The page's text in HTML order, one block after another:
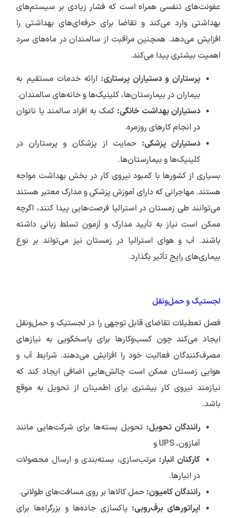
عفونت‌های تنفسی همراه است که فشار زیادی بر سیستم‌های
بهداشتی وارد می‌کند و تقاضا برای حرفه‌ای‌های بهداشتی را
افزایش می‌دهد. همچنین مراقبت از سالمندان در ماه‌های سرد
اهمیت بیشتری پیدا می‌کند.
پرستاران و دستیاران پرستاری: ارائه خدمات مستقیم به
بیماران در بیمارستان‌ها، کلینیک‌ها و خانه‌های سالمندان.
دستیاران بهداشت خانگی: کمک به افراد سالمند یا ناتوان
در انجام کارهای روزمره.
دستیاران پزشکی: حمایت از پزشکان و پرستاران در
کلینیک‌ها و بیمارستان‌ها.
بسیاری از کشورها با کمبود نیروی کار در بخش بهداشت مواجه
هستند. مهاجرانی که دارای آموزش پزشکی و مدارک معتبر هستند
می‌توانند طی زمستان در استرالیا فرصت‌هایی پیدا کنند، اگرچه
ممکن است نیاز به تأیید مدارک و آزمون تسلط زبانی داشته
باشند. آب و هوای استرالیا در زمستان نیز می‌تواند بر نوع
بیماری‌های رایج تأثیر بگذارد.
لجستیک و حمل‌ونقل
فصل تعطیلات تقاضای قابل توجهی را در لجستیک و حمل‌ونقل
ایجاد می‌کند چون کسب‌وکارها برای پاسخگویی به نیازهای
مصرف‌کنندگان فعالیت خود را افزایش می‌دهند. شرایط آب و
هوایی زمستان ممکن است چالش‌هایی اضافی ایجاد کند که
نیازمند نیروی کار بیشتری برای اطمینان از تحویل به موقع
باشد.
رانندگان تحویل: تحویل بسته‌ها برای شرکت‌هایی مانند
آمازون، UPS و
کارکنان انبار: مرتب‌سازی، بسته‌بندی و ارسال محصولات
در انبارها.
رانندگان کامیون: حمل کالاها بر روی مسافت‌های طولانی.
اپراتورهای برف‌روبی: پاکسازی جاده‌ها و بزرگراه‌ها برای